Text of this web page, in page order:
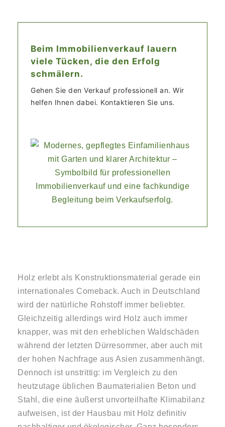
Beim Immobilienverkauf lauern
viele Tücken, die den Erfolg
schmälern.
Gehen Sie den Verkauf professionell an. Wir
helfen Ihnen dabei. Kontaktieren Sie uns.
Holz erlebt als Konstruktionsmaterial gerade ein
internationales Comeback. Auch in Deutschland
wird der natürliche Rohstoff immer beliebter.
Gleichzeitig allerdings wird Holz auch immer
knapper, was mit den erheblichen Waldschäden
während der letzten Dürresommer, aber auch mit
der hohen Nachfrage aus Asien zusammenhängt.
Dennoch ist unstrittig: im Vergleich zu den
heutzutage üblichen Baumaterialien Beton und
Stahl, die eine äußerst unvorteilhafte Klimabilanz
aufweisen, ist der Hausbau mit Holz definitiv